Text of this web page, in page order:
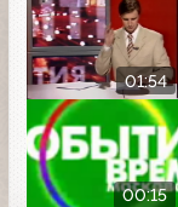
01:54
00:15